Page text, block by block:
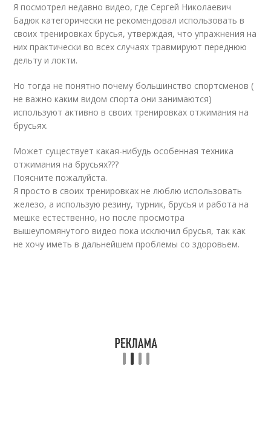
Я посмотрел недавновидео, где Сергей Николаевич
Бадюк категорически не рекомендовал использовать в
своих тренировках брусья, утверждая, что упражнения на
них практически во всех случаях травмируют переднюю
дельту и локти.
Но тогда не понятно почему большинство спортсменов (
не важно каким видом спорта они занимаются)
используют активно в своих тренировках отжимания на
брусьях.
Может существует какая-нибудь особенная техника
отжимания на брусьях???
Поясните пожалуйста.
Я просто в своих тренировках не люблю использовать
железо, а использую резину, турник, брусья и работа на
мешке естественно, но после просмотра
вышеупомянутого видео пока исключил брусья, так как
не хочу иметь в дальнейшем проблемы со здоровьем.